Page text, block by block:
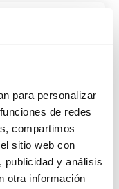
para personalizar
de redes
compartimos
sitio web con
publicidad y análisis
otra información